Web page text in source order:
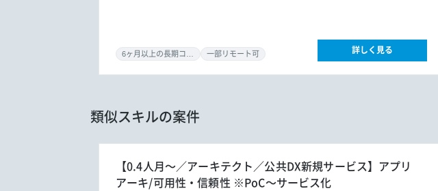
一部リモート可 詳しく見る
類似スキルの案件
【0.4人月～／アーキテクト／公共DX新規サービス】アプリ
アーキ/可用性・信頼性 ※PoC～サービス化